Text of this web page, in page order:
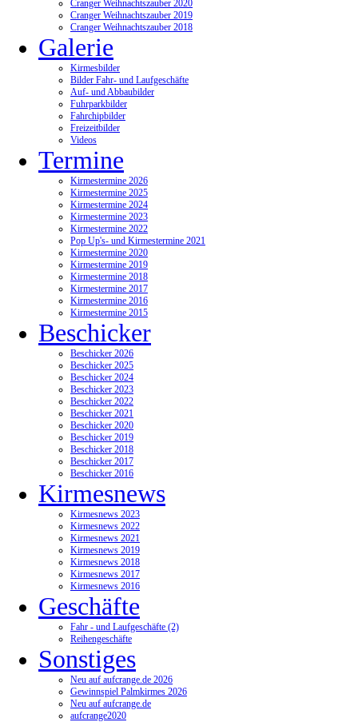
Cranger Weihnachtszauber 2020
Cranger Weihnachtszauber 2019
Cranger Weihnachtszauber 2018
Galerie
Kirmesbilder
Bilder Fahr- und Laufgeschäfte
Auf- und Abbaubilder
Fuhrparkbilder
Fahrchipbilder
Freizeitbilder
Videos
Termine
Kirmestermine 2026
Kirmestermine 2025
Kirmestermine 2024
Kirmestermine 2023
Kirmestermine 2022
Pop Up's- und Kirmestermine 2021
Kirmestermine 2020
Kirmestermine 2019
Kirmestermine 2018
Kirmestermine 2017
Kirmestermine 2016
Kirmestermine 2015
Beschicker
Beschicker 2026
Beschicker 2025
Beschicker 2024
Beschicker 2023
Beschicker 2022
Beschicker 2021
Beschicker 2020
Beschicker 2019
Beschicker 2018
Beschicker 2017
Beschicker 2016
Kirmesnews
Kirmesnews 2023
Kirmesnews 2022
Kirmesnews 2021
Kirmesnews 2019
Kirmesnews 2018
Kirmesnews 2017
Kirmesnews 2016
Geschäfte
Fahr - und Laufgeschäfte (2)
Reihengeschäfte
Sonstiges
Neu auf aufcrange.de 2026
Gewinnspiel Palmkirmes 2026
Neu auf aufcrange.de
aufcrange2020